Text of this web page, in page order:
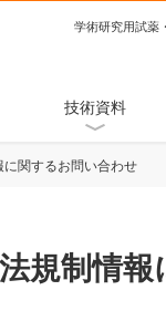
学術研究用試薬
技術資料
関するお問い合わせ
規制情